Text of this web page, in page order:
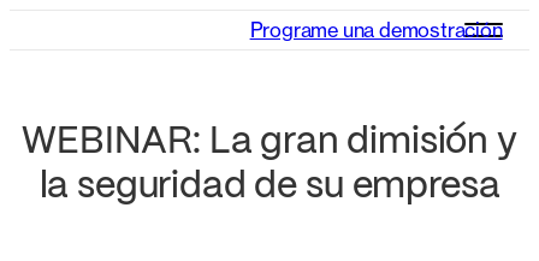
Programe una demostración
WEBINAR: La gran dimisión y
la seguridad de su empresa